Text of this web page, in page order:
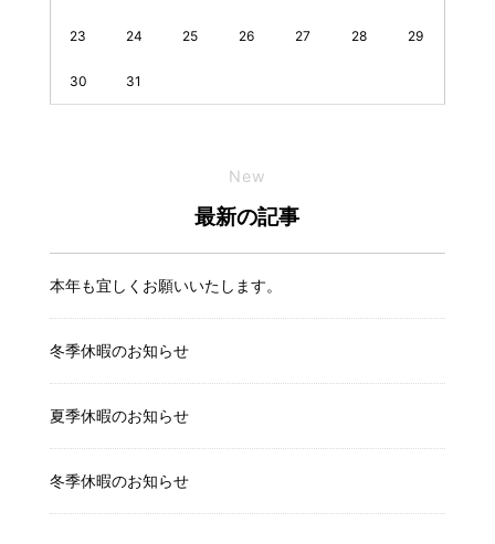
23 24 25 26 27 28 29
30 31
New
最新の記事
本年も宜しくお願いいたします。
冬季休暇のお知らせ
夏季休暇のお知らせ
冬季休暇のお知らせ